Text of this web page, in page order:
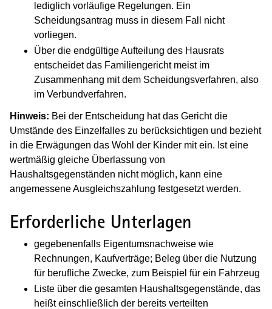
lediglich vorläufige Regelungen. Ein
Scheidungsantrag muss in diesem Fall nicht
vorliegen.
Über die endgültige Aufteilung des Hausrats
entscheidet das Familiengericht meist im
Zusammenhang mit dem Scheidungsverfahren, also
im Verbundverfahren.
Hinweis: Bei der Entscheidung hat das Gericht die
Umstände des Einzelfalles zu berücksichtigen und bezieht
in die Erwägungen das Wohl der Kinder mit ein. Ist eine
wertmäßig gleiche Überlassung von
Haushaltsgegenständen nicht möglich, kann eine
angemessene Ausgleichszahlung festgesetzt werden.
Erforderliche Unterlagen
gegebenenfalls Eigentumsnachweise wie
Rechnungen, Kaufverträge; Beleg über die Nutzung
für berufliche Zwecke, zum Beispiel für ein Fahrzeug
Liste über die gesamten Haushaltsgegenstände, das
heißt einschließlich der bereits verteilten